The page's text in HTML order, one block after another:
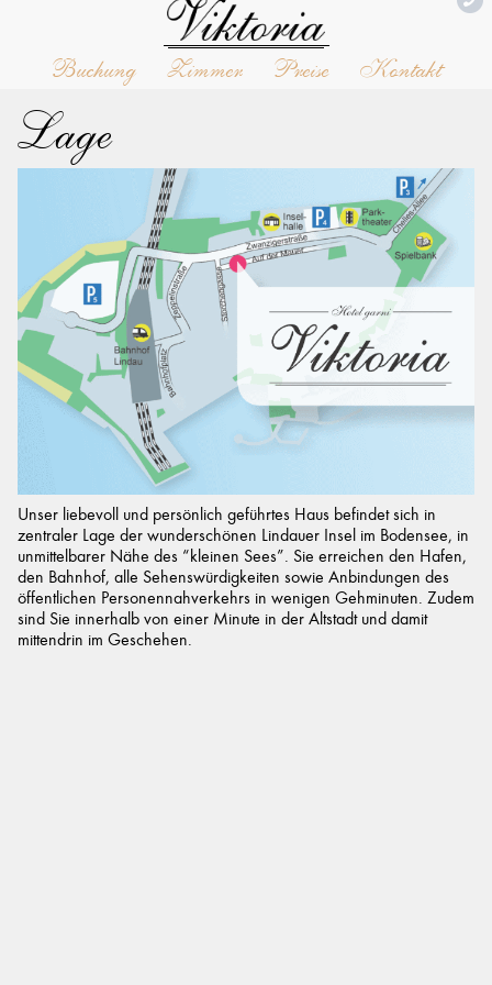
Buchung Zimmer Preise Kontakt
Lage
Unser liebevoll und persönlich geführtes Haus befindet sich in
zentraler Lage der wunderschönen Lindauer Insel im Bodensee, in
unmittelbarer Nähe des “kleinen Sees”. Sie erreichen den Hafen,
den Bahnhof, alle Sehenswürdigkeiten sowie Anbindungen des
öffentlichen Personennahverkehrs in wenigen Gehminuten. Zudem
sind Sie innerhalb von einer Minute in der Altstadt und damit
mittendrin im Geschehen.